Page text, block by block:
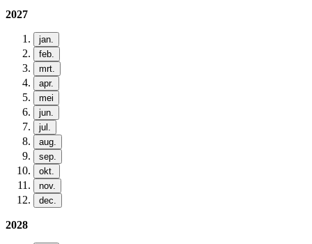
2027
jan.
feb.
mrt.
apr.
mei
jun.
jul.
aug.
sep.
okt.
nov.
dec.
2028